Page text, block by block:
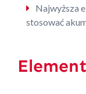
Najwyższa
stosować